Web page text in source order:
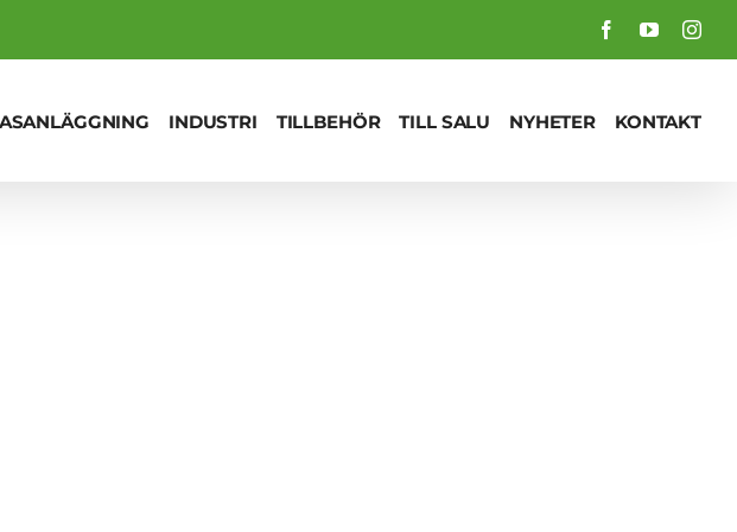
FacebookYouTube
INDUSTRI TILLBEHÖR TILL SALU NYHETER KONTAKT